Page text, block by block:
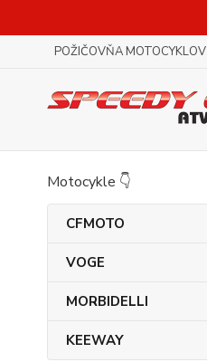
POŽIČOVŇA MOTOCYKLOV
Motocykle 👇
CFMOTO
VOGE
MORBIDELLI
KEEWAY